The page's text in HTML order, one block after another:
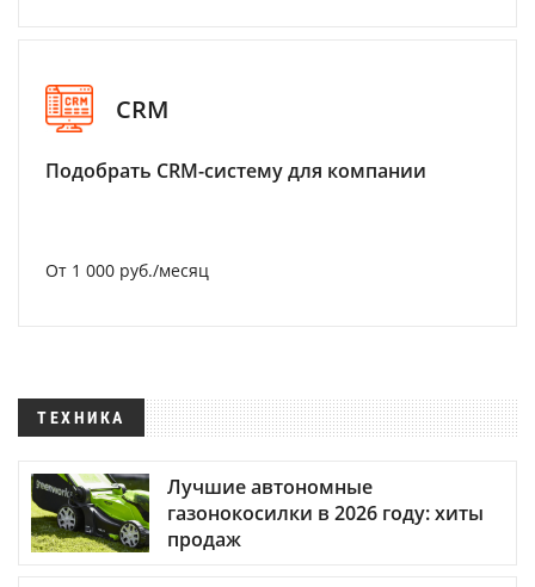
CRM
Подобрать CRM-систему для компании
От 1 000 руб./месяц
ТЕХНИКА
Лучшие автономные
газонокосилки в 2026 году: хиты
продаж